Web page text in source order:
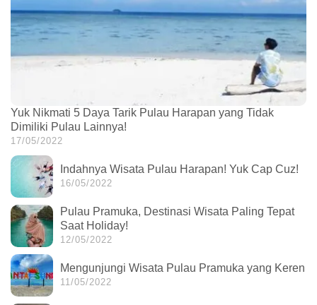
Yuk Nikmati 5 Daya Tarik Pulau Harapan yang Tidak
Dimiliki Pulau Lainnya!
17/05/2022
Indahnya Wisata Pulau Harapan! Yuk Cap Cuz!
16/05/2022
Pulau Pramuka, Destinasi Wisata Paling Tepat
Saat Holiday!
12/05/2022
Mengunjungi Wisata Pulau Pramuka yang Keren
11/05/2022